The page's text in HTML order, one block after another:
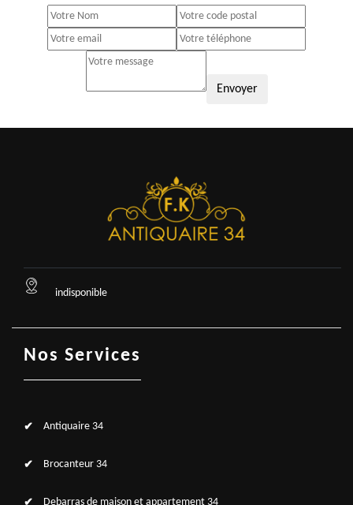
indisponible
Nos Services
Antiquaire 34
Brocanteur 34
Debarras de maison et appartement 34